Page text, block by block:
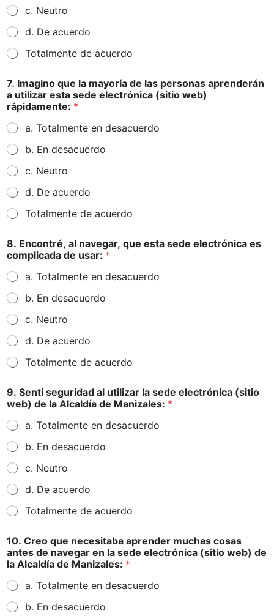
c. Neutro
d. De acuerdo
Totalmente de acuerdo
7. Imagino que la mayoría de las personas aprenderán
a utilizar esta sede electrónica (sitio web)
rápidamente: *
a. Totalmente en desacuerdo
b. En desacuerdo
c. Neutro
d. De acuerdo
Totalmente de acuerdo
8. Encontré, al navegar, que esta sede electrónica es
complicada de usar: *
a. Totalmente en desacuerdo
b. En desacuerdo
c. Neutro
d. De acuerdo
Totalmente de acuerdo
9. Sentí seguridad al utilizar la sede electrónica (sitio
web) de la Alcaldía de Manizales: *
a. Totalmente en desacuerdo
b. En desacuerdo
c. Neutro
d. De acuerdo
Totalmente de acuerdo
10. Creo que necesitaba aprender muchas cosas
antes de navegar en la sede electrónica (sitio web) de
la Alcaldía de Manizales: *
a. Totalmente en desacuerdo
b. En desacuerdo